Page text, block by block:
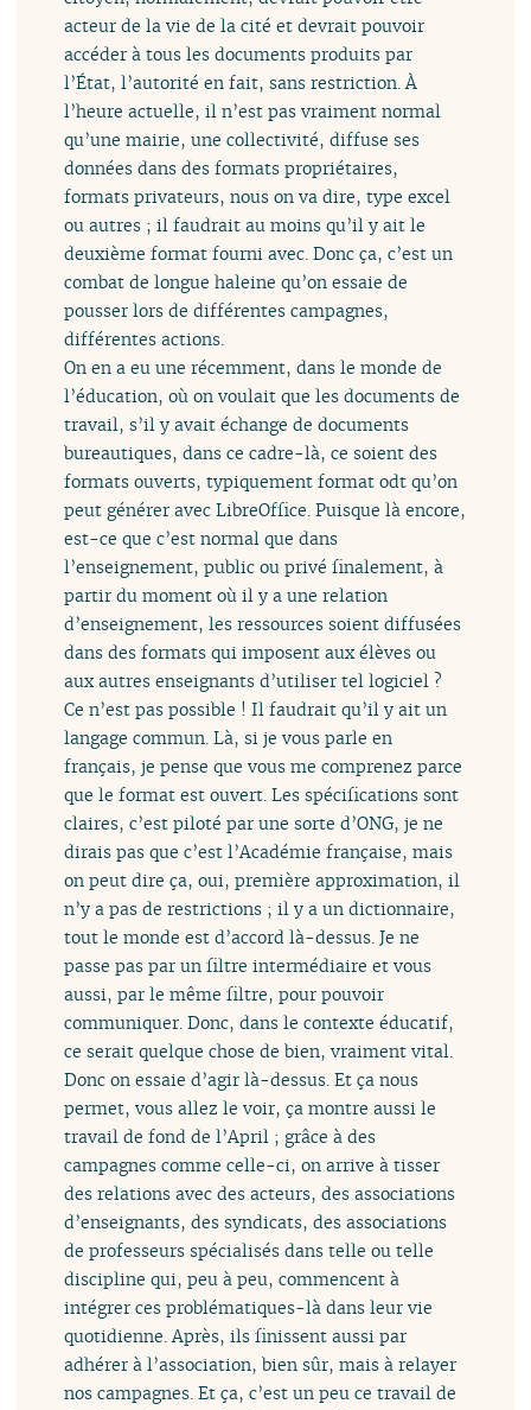
acteur de la vie de la cité et devrait pouvoir
accéder à tous les documents produits par
l’État, l’autorité en fait, sans restriction. À
l’heure actuelle, il n’est pas vraiment normal
qu’une mairie, une collectivité, diffuse ses
données dans des formats propriétaires,
formats privateurs, nous on va dire, type excel
ou autres ; il faudrait au moins qu’il y ait le
deuxième format fourni avec. Donc ça, c’est un
combat de longue haleine qu’on essaie de
pousser lors de différentes campagnes,
différentes actions.
On en a eu une récemment, dans le monde de
l’éducation, où on voulait que les documents de
travail, s’il y avait échange de documents
bureautiques, dans ce cadre-là, ce soient des
formats ouverts, typiquement format odt qu’on
peut générer avec LibreOffice. Puisque là encore,
est-ce que c’est normal que dans
l’enseignement, public ou privé finalement, à
partir du moment où il y a une relation
d’enseignement, les ressources soient diffusées
dans des formats qui imposent aux élèves ou
aux autres enseignants d’utiliser tel logiciel ?
Ce n’est pas possible ! Il faudrait qu’il y ait un
langage commun. Là, si je vous parle en
français, je pense que vous me comprenez parce
que le format est ouvert. Les spécifications sont
claires, c’est piloté par une sorte d’ONG, je ne
dirais pas que c’est l’Académie française, mais
on peut dire ça, oui, première approximation, il
n’y a pas de restrictions ; il y a un dictionnaire,
tout le monde est d’accord là-dessus. Je ne
passe pas par un filtre intermédiaire et vous
aussi, par le même filtre, pour pouvoir
communiquer. Donc, dans le contexte éducatif,
ce serait quelque chose de bien, vraiment vital.
Donc on essaie d’agir là-dessus. Et ça nous
permet, vous allez le voir, ça montre aussi le
travail de fond de l’April ; grâce à des
campagnes comme celle-ci, on arrive à tisser
des relations avec des acteurs, des associations
d’enseignants, des syndicats, des associations
de professeurs spécialisés dans telle ou telle
discipline qui, peu à peu, commencent à
intégrer ces problématiques-là dans leur vie
quotidienne. Après, ils finissent aussi par
adhérer à l’association, bien sûr, mais à relayer
nos campagnes. Et ça, c’est un peu ce travail de